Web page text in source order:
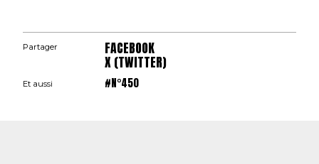
Partager FACEBOOK
X (TWITTER)
Et aussi #N°450